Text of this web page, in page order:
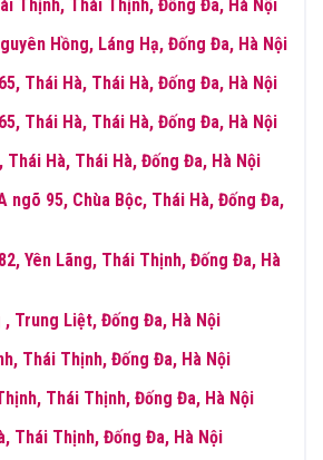
Thịnh, Thái Thịnh, Đống Đa, Hà Nội
Hồng, Láng Hạ, Đống Đa, Hà Nội
Thái Hà, Thái Hà, Đống Đa, Hà Nội
Thái Hà, Thái Hà, Đống Đa, Hà Nội
Thái Hà, Thái Hà, Đống Đa, Hà Nội
ngõ 95, Chùa Bộc, Thái Hà, Đống Đa,
Yên Lãng, Thái Thịnh, Đống Đa, Hà
, Trung Liệt, Đống Đa, Hà Nội
Thái Thịnh, Đống Đa, Hà Nội
Thái Thịnh, Đống Đa, Hà Nội
Thái Thịnh, Đống Đa, Hà Nội